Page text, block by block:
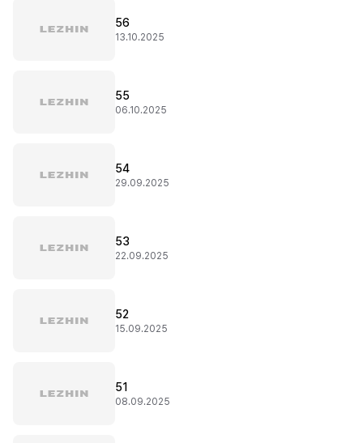
56
13.10.2025
55
06.10.2025
54
29.09.2025
53
22.09.2025
52
15.09.2025
51
08.09.2025